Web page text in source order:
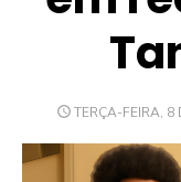
POSTED
TERÇA-FEIRA, 8